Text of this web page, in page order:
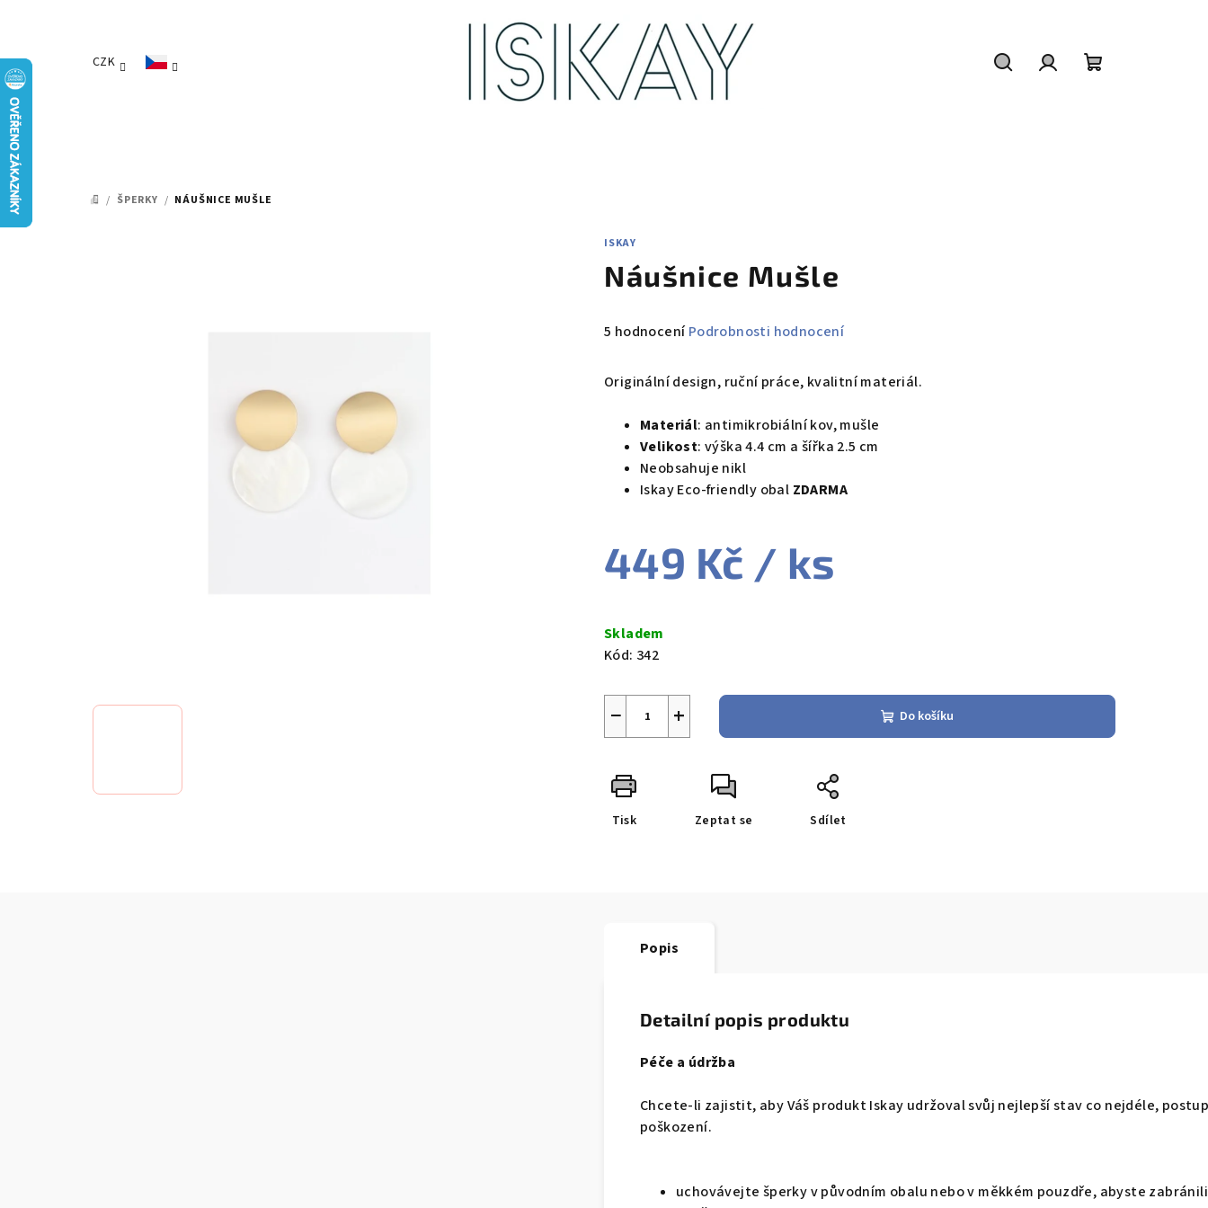
CZK
DOMŮ
/ ŠPERKY / NÁUŠNICE MUŠLE
ISKAY
Náušnice Mušle
Průměrné
produktu
hvězdiček.
5 hodnocení Podrobnosti hodnocení
Originální design, ruční práce, kvalitní materiál.
Materiál: antimikrobiální kov, mušle
Velikost: výška 4.4 cm a šířka 2.5 cm
Neobsahuje nikl
Iskay Eco-friendly obal ZDARMA
449 Kč / ks
cena:
Skladem
Kód: 342
+
− Do košíku
Tisk Zeptat se Sdílet
Popis
Detailní popis produktu
Péče a údržba
Chcete-li zajistit, aby Váš produkt Iskay udržoval svůj nejlepší stav co nejdéle,
poškození.
uchovávejte šperky v původním obalu nebo v měkkém pouzdře, abyste